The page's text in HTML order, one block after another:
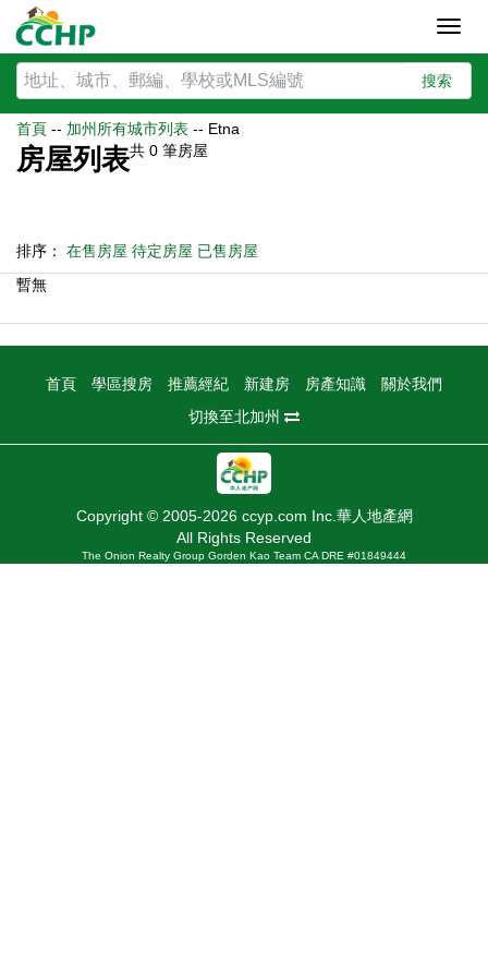
搜索
首頁 -- 加州所有城市列表 -- Etna
房屋列表共 0 筆房屋
排序： 在售房屋 待定房屋 已售房屋
暫無
首頁 學區搜房 推薦經紀 新建房 房產知識
關於我們
切換至北加州
Copyright © 2005-2026 ccyp.com Inc.華人地產網
All Rights Reserved
The Onion Realty Group Gorden Kao Team CA DRE #01849444